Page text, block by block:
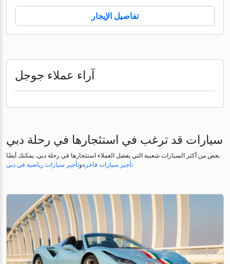
تفاصيل الإيجار
آراء عملاء جوجل
سيارات قد ترغب في استئجارها في رحلة دبي
بعض من أكثر السيارات شعبية التي يفضل العملاء استئجارها في رحلة دبي. يمكنك أيضًا
تأجير سيارات فاخرةوتأجير سيارات رياضية في دبي